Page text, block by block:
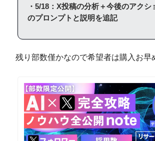
・5/18：X投稿の分析＋今後のアクシ
のプロンプトと説明を追記
残り部数僅かなので希望者は購入お早